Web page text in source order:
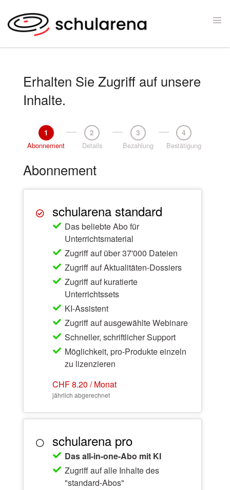
Erhalten Sie Zugriff auf unsere
Inhalte.
1
Abonnement
2
Details
3
Bezahlung
4
Bestätigung
Abonnement
schularena standard
Das beliebte Abo für
Unterrichtsmaterial
Zugriff auf über 37'000 Dateien
Zugriff auf Aktualitäten-Dossiers
Zugriff auf kuratierte
Unterrichtssets
KI-Assistent
Zugriff auf ausgewählte Webinare
Schneller, schriftlicher Support
Möglichkeit, pro-Produkte einzeln
zu lizenzieren
CHF 8.20 / Monat
jährlich abgerechnet
schularena pro
Das all-in-one-Abo mit KI
Zugriff auf alle Inhalte des
"standard-Abos"